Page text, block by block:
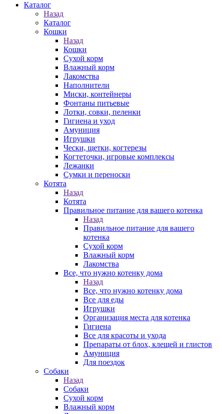
Каталог
Назад
Каталог
Кошки
Назад
Кошки
Сухой корм
Влажный корм
Лакомства
Наполнители
Миски, контейнеры
Фонтаны питьевые
Лотки, совки, пеленки
Гигиена и уход
Амуниция
Игрушки
Чески, щетки, когтерезы
Когтеточки, игровые комплексы
Лежанки
Сумки и переноски
Котята
Назад
Котята
Правильное питание для вашего котенка
Назад
Правильное питание для вашего
котенка
Сухой корм
Влажный корм
Лакомства
Все, что нужно котенку дома
Назад
Все, что нужно котенку дома
Все для еды
Игрушки
Организация места для котенка
Гигиена
Все для красоты и ухода
Препараты от блох, клещей и глистов
Амуниция
Для поездок
Собаки
Назад
Собаки
Сухой корм
Влажный корм